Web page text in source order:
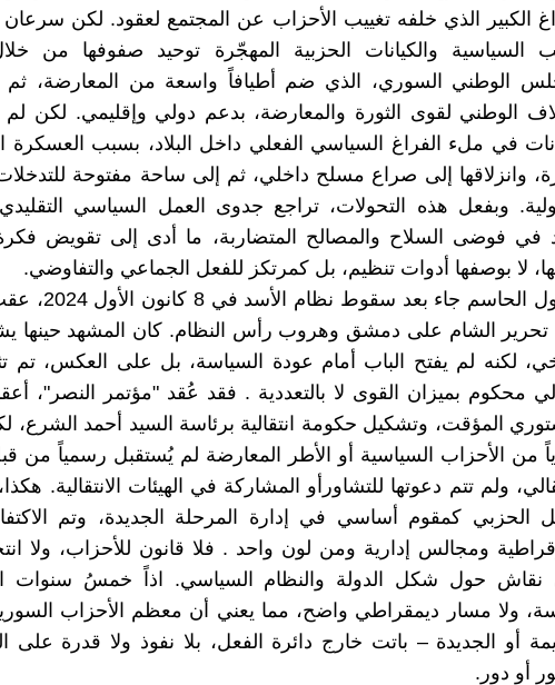
الكبير الذي خلفه تغييب الأحزاب عن المجتمع لعقود. لكن
السياسية والكيانات الحزبية المهجّرة توحيد صفوفها من
الوطني السوري، الذي ضم أطيافاً واسعة من المعارضة، ثم
الوطني لقوى الثورة والمعارضة، بدعم دولي وإقليمي. لكن
في ملء الفراغ السياسي الفعلي داخل البلاد، بسبب العسكرة
وانزلاقها إلى صراع مسلح داخلي، ثم إلى ساحة مفتوحة للتدخلات
وبفعل هذه التحولات، تراجع جدوى العمل السياسي
في فوضى السلاح والمصالح المتضاربة، ما أدى إلى تقويض
لا بوصفها أدوات تنظيم، بل كمرتكز للفعل الجماعي والتفاوضي.
التحول الحاسم جاء بعد
تحرير الشام على دمشق وهروب رأس النظام. كان المشهد حينها
لكنه لم يفتح الباب أمام عودة السياسة، بل على العكس، تم
محكوم بميزان القوى لا بالتعددية . فقد عُقد "مؤتمر النصر"،
المؤقت، وتشكيل حكومة انتقالية برئاسة السيد أحمد الشرع،
من الأحزاب السياسية أو الأطر المعارضة لم يُستقبل رسمياً من
ولم تتم دعوتها للتشاورأو المشاركة في الهيئات الانتقالية.
الحزبي كمقوم أساسي في إدارة المرحلة الجديدة، وتم
ومجالس إدارية ومن لون واحد . فلا قانون للأحزاب، ولا
نقاش حول شكل الدولة والنظام السياسي. اذاً خمسُ سنوات
ولا مسار ديمقراطي واضح، مما يعني أن معظم الأحزاب
أو الجديدة – باتت خارج دائرة الفعل، بلا نفوذ ولا قدرة على
أو دور.